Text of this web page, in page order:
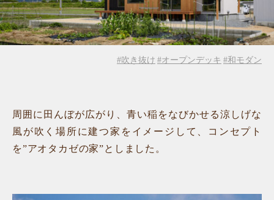
#吹き抜け #オープンデッキ #和モダン
周囲に田んぼが広がり、青い稲をなびかせる涼しげな
風が吹く場所に建つ家をイメージして、コンセプト
を”アオタカゼの家”としました。